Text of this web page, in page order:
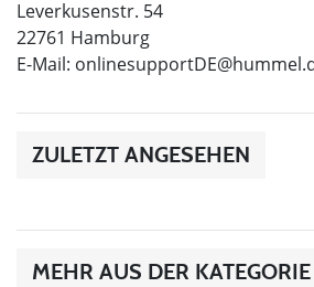
Leverkusenstr. 54
22761 Hamburg
E-Mail:
ZULETZT ANGESEHEN
MEHR AUS DER